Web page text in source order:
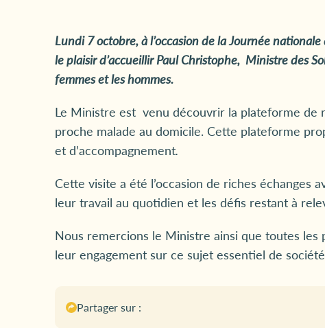
Lundi 7 octobre, à l’occasionde la Journée
le plaisir d’accueillirPaul Christophe, Ministre des
femmes et les hommes.
Le Ministre est venu découvrir la plateforme de
proche malade au domicile. Cette plateforme
et d’accompagnement.
Cette visite a été l’occasion de riches échanges
leur travail au quotidien et les défis restant à
Nous remercions le Ministre ainsi que toutes
leur engagement sur ce sujet essentiel de
Partager sur :